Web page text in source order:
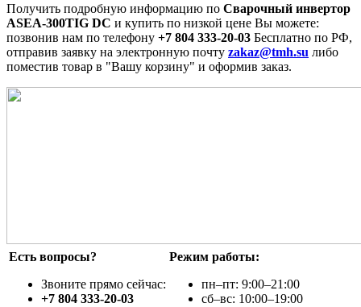
Получить подробную информацию по Сварочный инвертор
ASEA-300TIG DC и купить по низкой цене Вы можете:
позвонив нам по телефону +7 804 333-20-03 Бесплатно по РФ,
отправив заявку на электронную почту zakaz@tmh.su либо
поместив товар в "Вашу корзину" и оформив заказ.
Есть вопросы?
Звоните прямо сейчас:
+7 804 333-20-03
Режим работы:
пн–пт: 9:00–21:00
сб–вс: 10:00–19:00